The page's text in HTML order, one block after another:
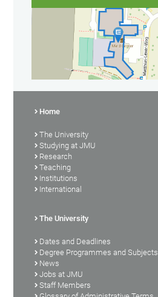
Home
The University
Studying at JMU
Research
Teaching
Institutions
International
The University
Dates and Deadlines
Degree Programmes and Subjects
News
Jobs at JMU
Staff Members